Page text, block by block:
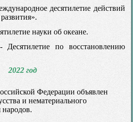
десятилетие действий
науки об океане.
по восстановлению
2022 год
Федерации объявлен
и нематериального
народов.